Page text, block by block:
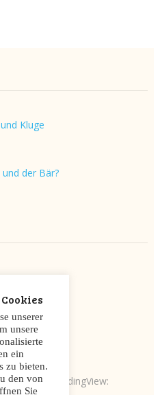
Kluge
der Bär?
von TradingView:
unserer
unsere
ein
zu bieten.
den von
Sie